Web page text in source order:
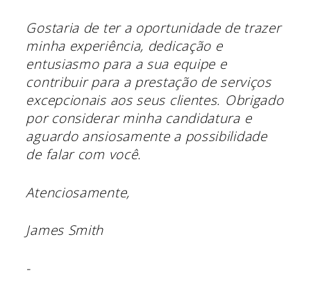
Gostaria de ter a oportunidade de trazer
minha experiência, dedicação e
entusiasmo para a sua equipe e
contribuir para a prestação de serviços
excepcionais aos seus clientes. Obrigado
por considerar minha candidatura e
aguardo ansiosamente a possibilidade
de falar com você.
Atenciosamente,
James Smith
-